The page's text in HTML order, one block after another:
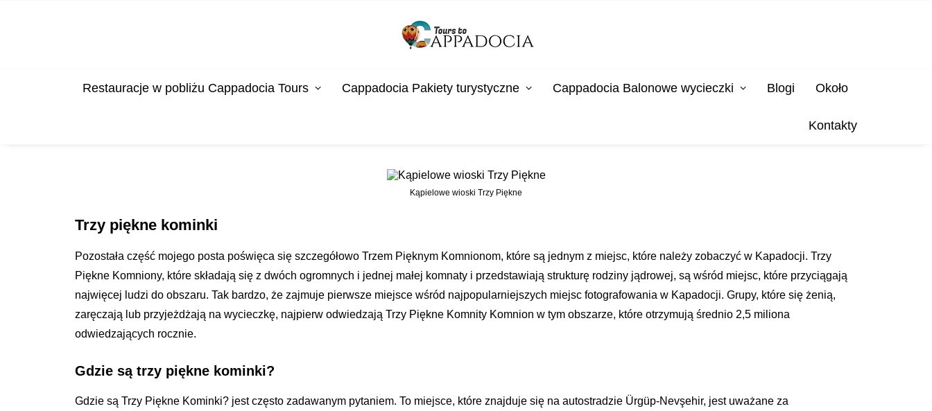
Restauracje w pobliżu Cappadocia Tours Cappadocia Pakiety turystyczne Cappadocia Balonowe wycieczki Blogi Około
Kontakty
Kąpielowe wioski Trzy Piękne
Trzy piękne kominki
Pozostała część mojego posta poświęca się szczegółowo Trzem Pięknym Komnionom, które są jednym z miejsc, które należy zobaczyć w Kapadocji. Trzy
Piękne Komniony, które składają się z dwóch ogromnych i jednej małej komnaty i przedstawiają strukturę rodziny jądrowej, są wśród miejsc, które przyciągają
najwięcej ludzi do obszaru. Tak bardzo, że zajmuje pierwsze miejsce wśród najpopularniejszych miejsc fotografowania w Kapadocji. Grupy, które się żenią,
zaręczają lub przyjeżdżają na wycieczkę, najpierw odwiedzają Trzy Piękne Komnity Komnion w tym obszarze, które otrzymują średnio 2,5 miliona
odwiedzających rocznie.
Gdzie są trzy piękne kominki?
Gdzie są Trzy Piękne Kominki? jest często zadawanym pytaniem. To miejsce, które znajduje się na autostradzie Ürgüp-Nevşehir, jest uważane za